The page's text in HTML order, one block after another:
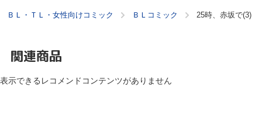
ＢＬ・ＴＬ・女性向けコミック ＢＬコミック 25時、赤坂で(3)
関連商品
表示できるレコメンドコンテンツがありません